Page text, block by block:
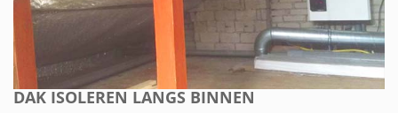
DAK ISOLEREN LANGS BINNEN